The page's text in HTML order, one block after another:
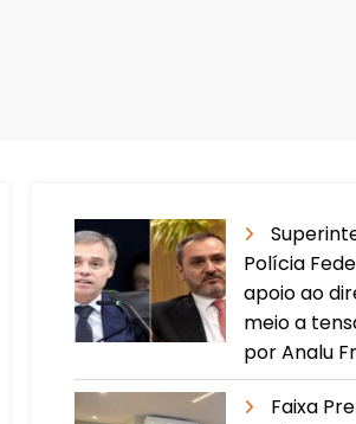
Polícia
apoio ao
meio a
por Analu
Faixa